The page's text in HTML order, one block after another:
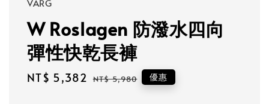
VARG
W Roslagen 防潑水四向
彈性快乾長褲
Sale
NT$ 5,382 Regular
NT$ 5,980 優惠